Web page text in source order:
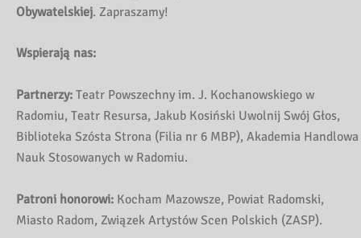
Obywatelskiej. Zapraszamy!
Wspierają nas:
Partnerzy: Teatr Powszechny im. J. Kochanowskiego w
Radomiu, Teatr Resursa, Jakub Kosiński Uwolnij Swój Głos,
Biblioteka Szósta Strona (Filia nr 6 MBP), Akademia Handlowa
Nauk Stosowanych w Radomiu.
Patroni honorowi: Kocham Mazowsze, Powiat Radomski,
Miasto Radom, Związek Artystów Scen Polskich (ZASP).